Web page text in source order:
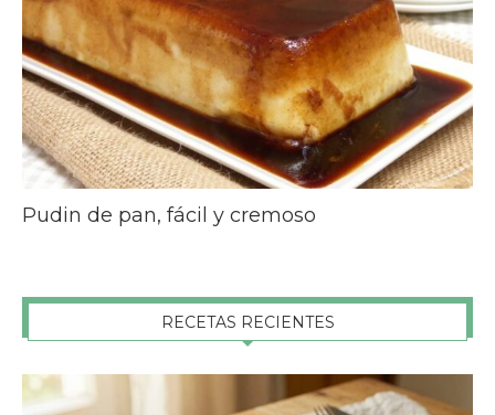
Pudin de pan, fácil y cremoso
RECETAS RECIENTES